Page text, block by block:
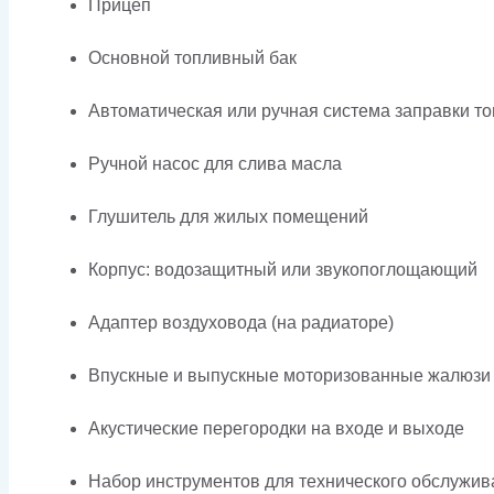
Прицеп
Основной топливный бак
Автоматическая или ручная система заправки
Ручной насос для слива масла
Глушитель для жилых помещений
Корпус: водозащитный или звукопоглощающий
Адаптер воздуховода (на радиаторе)
Впускные и выпускные моторизованные жалюзи
Акустические перегородки на входе и выходе
Набор инструментов для технического